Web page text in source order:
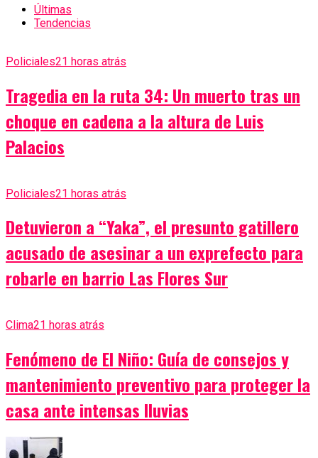
Últimas
Tendencias
Policiales21 horas atrás
Tragedia en la ruta 34: Un muerto tras un
choque en cadena a la altura de Luis
Palacios
Policiales21 horas atrás
Detuvieron a “Yaka”, el presunto gatillero
acusado de asesinar a un exprefecto para
robarle en barrio Las Flores Sur
Clima21 horas atrás
Fenómeno de El Niño: Guía de consejos y
mantenimiento preventivo para proteger la
casa ante intensas lluvias